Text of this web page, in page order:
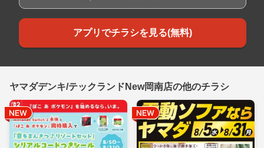
アプリでチラシを見る(無料)
ヤマダデンキ/テックランドNew岡南店の他のチラシ